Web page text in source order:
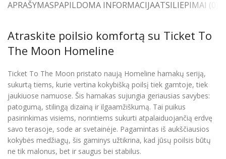
APRAŠYMASPAPILDOMA INFORMACIJAATSILIEPIMAI (0)
Atraskite poilsio komfortą su Ticket To
The Moon Homeline
Ticket To The Moon pristato naują Homeline hamakų seriją,
sukurtą tiems, kurie vertina kokybišką poilsį tiek gamtoje, tiek
jaukiuose namuose. Šis hamakas sujungia geriausias savybes:
patogumą, stilingą dizainą ir ilgaamžiškumą. Tai puikus
pasirinkimas visiems, norintiems sukurti atpalaiduojančią erdvę
savo terasoje, sode ar svetainėje. Pagamintas iš aukščiausios
kokybės medžiagų, šis gaminys užtikrina, kad jūsų poilsis būtų
ne tik malonus, bet ir saugus bei stabilus.